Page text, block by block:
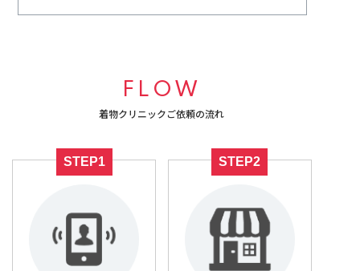
FLOW
着物クリニックご依頼の流れ
STEP1 STEP2